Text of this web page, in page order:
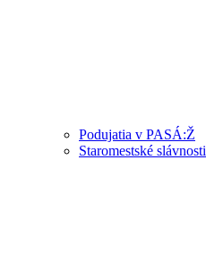
Podujatia v PASÁ:Ž
Staromestské slávnosti